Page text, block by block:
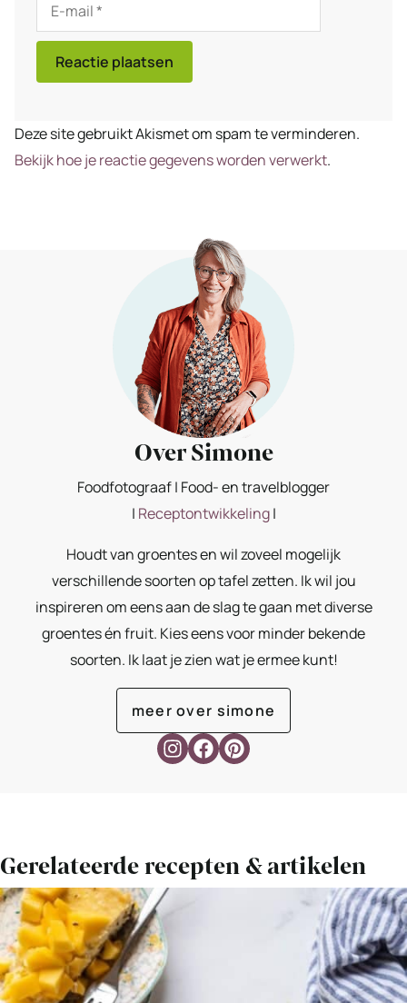
mail
Deze site gebruikt Akismet om spam te verminderen.
Bekijk hoe je reactie gegevens worden verwerkt.
Over Simone
Foodfotograaf | Food- en travelblogger
| Receptontwikkeling|
Houdt van groentes en wil zoveel mogelijk
verschillende soorten op tafel zetten. Ik wil jou
inspireren om eens aan de slag te gaan met diverse
groentes én fruit. Kies eens voor minder bekende
soorten. Ik laat je zien wat je ermee kunt!
meer over simone
Gerelateerde recepten & artikelen
Bekijk
Mango
cheesecake
met